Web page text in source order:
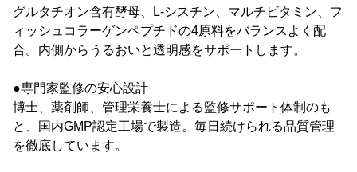
グルタチオン含有酵母、L-シスチン、マルチビタミン、フ
ィッシュコラーゲンペプチドの4原料をバランスよく配
合。内側からうるおいと透明感をサポートします。
●専門家監修の安心設計
博士、薬剤師、管理栄養士による監修サポート体制のも
と、国内GMP認定工場で製造。毎日続けられる品質管理
を徹底しています。